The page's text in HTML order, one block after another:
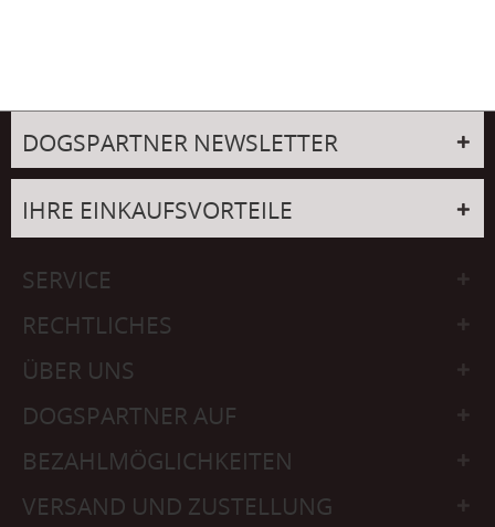
DOGSPARTNER NEWSLETTER
IHRE EINKAUFSVORTEILE
SERVICE
RECHTLICHES
ÜBER UNS
DOGSPARTNER AUF
BEZAHLMÖGLICHKEITEN
VERSAND UND ZUSTELLUNG